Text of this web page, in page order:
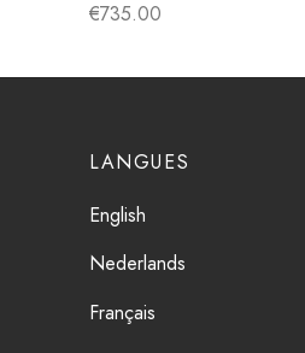
€735.00
LANGUES
English
Nederlands
Français